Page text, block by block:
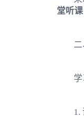
堂听
1.